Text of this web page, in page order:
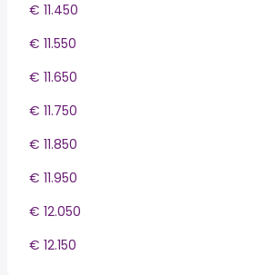
€ 11.450
€ 11.550
€ 11.650
€ 11.750
€ 11.850
€ 11.950
€ 12.050
€ 12.150